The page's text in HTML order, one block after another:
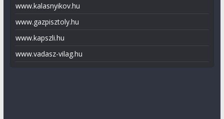
www.kalasnyikov.hu
www.gazpisztoly.hu
www.kapszli.hu
www.vadasz-vilag.hu